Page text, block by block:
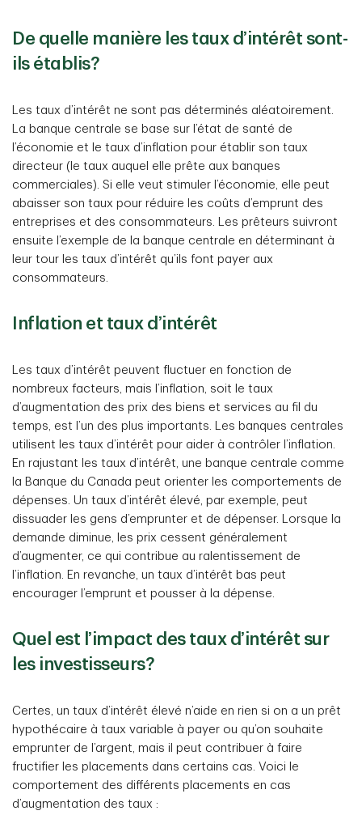
De quelle manière les taux d’intérêt sont-
ils établis?
Les taux d’intérêt ne sont pas déterminés aléatoirement.
La banque centrale se base sur l’état de santé de
l’économie et le taux d’inflation pour établir son taux
directeur (le taux auquel elle prête aux banques
commerciales). Si elle veut stimuler l’économie, elle peut
abaisser son taux pour réduire les coûts d’emprunt des
entreprises et des consommateurs. Les prêteurs suivront
ensuite l’exemple de la banque centrale en déterminant à
leur tour les taux d’intérêt qu’ils font payer aux
consommateurs.
Inflation et taux d’intérêt
Les taux d’intérêt peuvent fluctuer en fonction de
nombreux facteurs, mais l’inflation, soit le taux
d’augmentation des prix des biens et services au fil du
temps, est l’un des plus importants. Les banques centrales
utilisent les taux d’intérêt pour aider à contrôler l’inflation.
En rajustant les taux d’intérêt, une banque centrale comme
la Banque du Canada peut orienter les comportements de
dépenses. Un taux d’intérêt élevé, par exemple, peut
dissuader les gens d’emprunter et de dépenser. Lorsque la
demande diminue, les prix cessent généralement
d’augmenter, ce qui contribue au ralentissement de
l’inflation. En revanche, un taux d’intérêt bas peut
encourager l’emprunt et pousser à la dépense.
Quel est l’impact des taux d’intérêt sur
les investisseurs?
Certes, un taux d’intérêt élevé n’aide en rien si on a un prêt
hypothécaire à taux variable à payer ou qu’on souhaite
emprunter de l’argent, mais il peut contribuer à faire
fructifier les placements dans certains cas. Voici le
comportement des différents placements en cas
d’augmentation des taux :